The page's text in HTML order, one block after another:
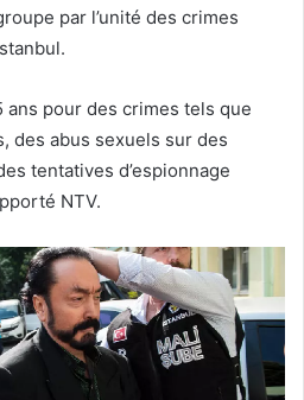
par l’unité des crimes
ans pour des crimes tels que
des abus sexuels sur des
tentatives d’espionnage
NTV.